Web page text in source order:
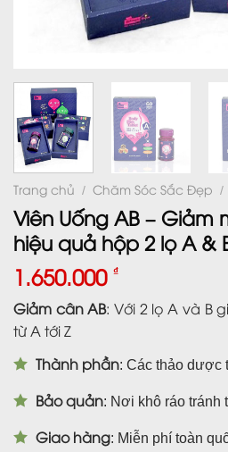
Trang chủ / Chăm Sóc Sắc Đẹp /
Viên Uống AB – Giảm
hiệu quả hộp 2 lọ A &
1.650.000 ₫
Giảm cân AB: Với 2 lọ A và B
từ A tới Z
Thành phần: Các thảo dược
Bảo quản: Nơi khô ráo tránh
Giao hàng: Miễn phí toàn